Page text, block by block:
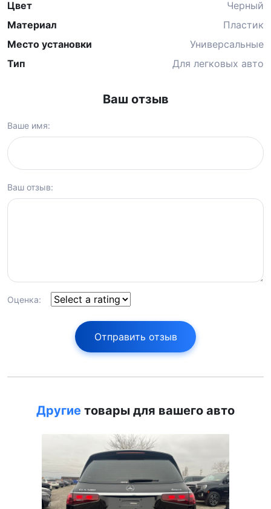
Цвет
Черный
Материал
Пластик
Место установки
Универсальные
Тип
Для легковых авто
Ваш отзыв
Ваше имя:
Ваш отзыв:
Оценка:
Отправить отзыв
Другие товары для вашего авто